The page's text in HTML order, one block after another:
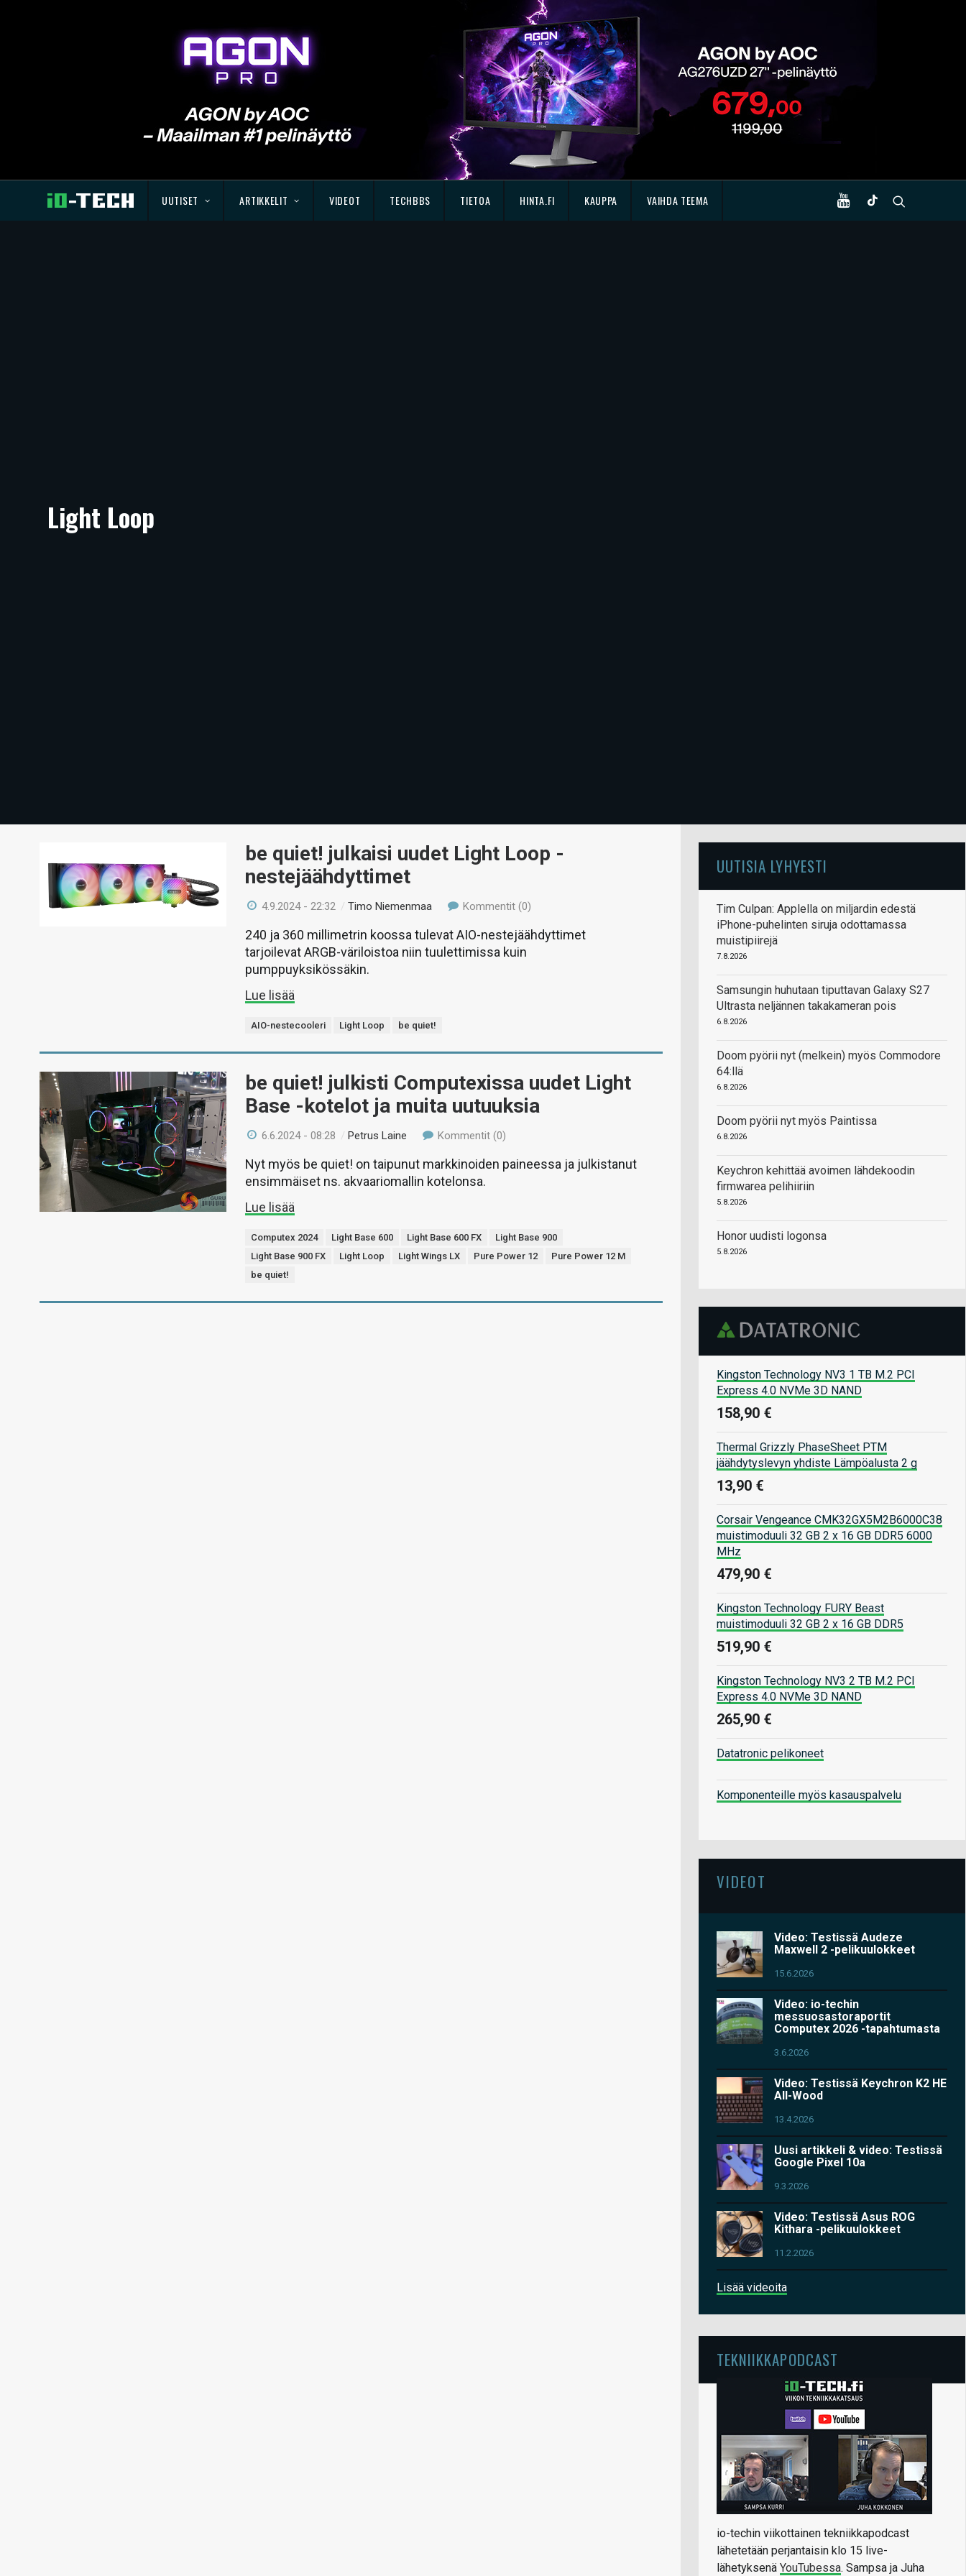
UUTISET ARTIKKELIT VIDEOT TECHBBS TIETOA HINTA.FI KAUPPA VAIHDA TEEMA
Light Loop
be quiet! julkaisi uudet Light Loop -
nestejäähdyttimet
4.9.2024 - 22:32 /Timo Niemenmaa Kommentit (0)
240 ja 360 millimetrin koossa tulevat AIO-nestejäähdyttimet
tarjoilevat ARGB-väriloistoa niin tuulettimissa kuin
pumppuyksikössäkin.
Lue lisää
AIO-nestecooleri Light Loop be quiet!
be quiet! julkisti Computexissa uudet Light
Base -kotelot ja muita uutuuksia
6.6.2024 - 08:28 /Petrus Laine Kommentit (0)
Nyt myös be quiet! on taipunut markkinoiden paineessa ja julkistanut
ensimmäiset ns. akvaariomallin kotelonsa.
Lue lisää
Computex 2024 Light Base 600 Light Base 600 FX
Light Base 900
Light Base 900 FX
Light Loop Light Wings LX Pure Power 12
Pure Power 12 M
be quiet!
UUTISIA LYHYESTI
Tim Culpan: Applella on miljardin edestä
iPhone-puhelinten siruja odottamassa
muistipiirejä
7.8.2026
Samsungin huhutaan tiputtavan Galaxy S27
Ultrasta neljännen takakameran pois
6.8.2026
Doom pyörii nyt (melkein) myös Commodore
64:llä
6.8.2026
Doom pyörii nyt myös Paintissa
6.8.2026
Keychron kehittää avoimen lähdekoodin
firmwarea pelihiiriin
5.8.2026
Honor uudisti logonsa
5.8.2026
Kingston Technology NV3 1 TB M.2 PCI
Express 4.0 NVMe 3D NAND
158,90 €
Thermal Grizzly PhaseSheet PTM
jäähdytyslevyn yhdiste Lämpöalusta 2 g
13,90 €
Corsair Vengeance CMK32GX5M2B6000C38
muistimoduuli 32 GB 2 x 16 GB DDR5 6000
MHz
479,90 €
Kingston Technology FURY Beast
muistimoduuli 32 GB 2 x 16 GB DDR5
519,90 €
Kingston Technology NV3 2 TB M.2 PCI
Express 4.0 NVMe 3D NAND
265,90 €
Datatronic pelikoneet
Komponenteille myös kasauspalvelu
VIDEOT
Video: Testissä Audeze
Maxwell 2 -pelikuulokkeet
15.6.2026
Video: io-techin
messuosastoraportit
Computex 2026 -tapahtumasta
3.6.2026
Video: Testissä Keychron K2 HE
All-Wood
13.4.2026
Uusi artikkeli & video: Testissä
Google Pixel 10a
9.3.2026
Video: Testissä Asus ROG
Kithara -pelikuulokkeet
11.2.2026
Lisää videoita
TEKNIIKKAPODCAST
io-techin viikottainen tekniikkapodcast
lähetetään perjantaisin klo 15 live-
lähetyksenä YouTubessa. Sampsa ja Juha